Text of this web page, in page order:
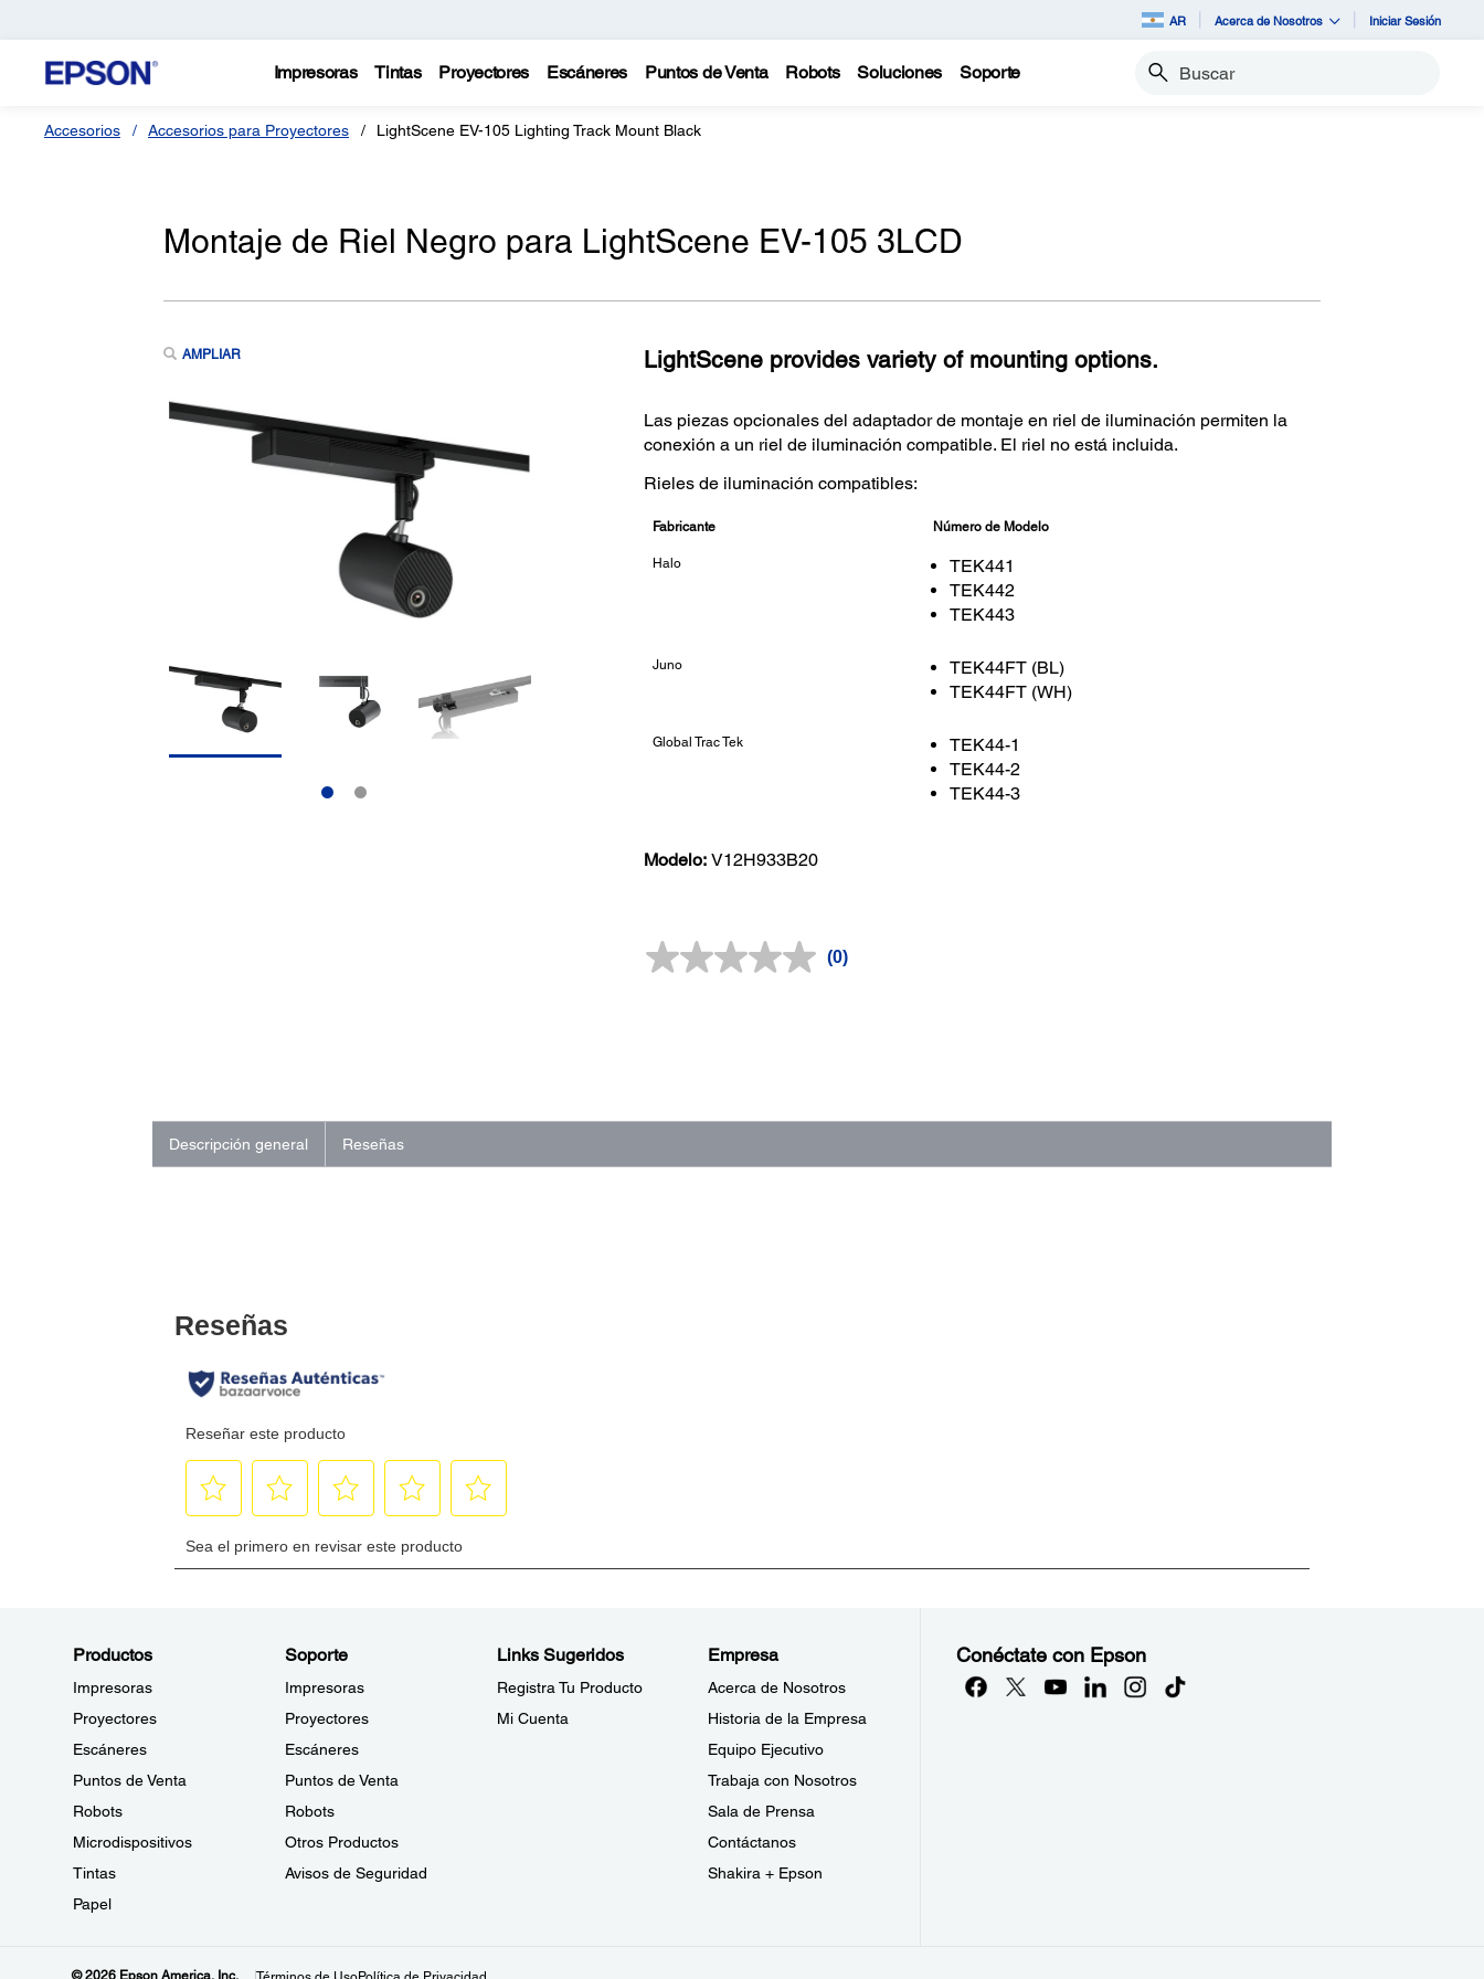
AR Acerca de Nosotros Iniciar Sesión
Impresoras Tintas Proyectores Escáneres Puntos de Venta Robots Soluciones Soporte Buscar
Accesorios Accesorios para Proyectores LightScene EV-105 Lighting Track Mount Black
Montaje de Riel Negro para LightScene EV-105 3LCD
AMPLIAR LightScene provides variety of mounting options.
Las piezas opcionales del adaptador de montaje en riel de iluminación permiten la
conexión a un riel de iluminación compatible. El riel no está incluida.
Rieles de iluminación compatibles:
Fabricante Número de Modelo
Halo
TEK441
TEK442
TEK443
Juno
TEK44FT (BL)
TEK44FT (WH)
Global Trac Tek
TEK44-1
TEK44-2
TEK44-3
Modelo: V12H933B20
Sin
(0)
Descripción general Reseñas
Productos
Impresoras
Proyectores
Escáneres
Puntos de Venta
Robots
Microdispositivos
Tintas
Papel
Soporte
Impresoras
Proyectores
Escáneres
Puntos de Venta
Robots
Otros Productos
Avisos de Seguridad
Links Sugeridos
Registra Tu Producto
Mi Cuenta
Empresa
Acerca de Nosotros
Historia de la Empresa
Equipo Ejecutivo
Trabaja con Nosotros
Sala de Prensa
Contáctanos
Shakira + Epson
Conéctate con Epson
© 2026 Epson America, Inc.